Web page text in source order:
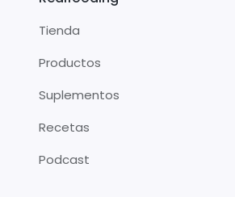
Tienda
Productos
Suplementos
Recetas
Podcast